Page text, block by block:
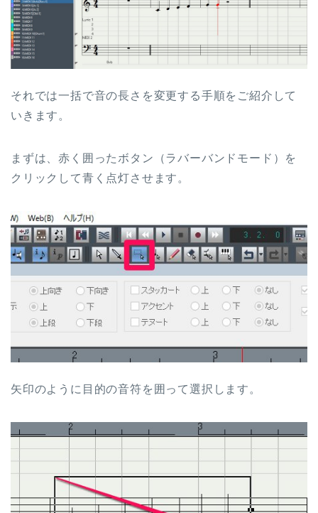
それでは一括で音の長さを変更する手順をご紹介して
いきます。
まずは、赤く囲ったボタン（ラバーバンドモード）を
クリックして青く点灯させます。
矢印のように目的の音符を囲って選択します。